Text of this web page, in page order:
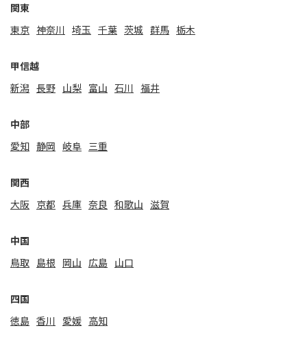
関東
東京 神奈川 埼玉 千葉 茨城 群馬 栃木
甲信越
新潟 ⻑野 山梨 富山 石川 福井
中部
愛知 静岡 岐阜 三重
関⻄
大阪
京都 兵庫 奈良 和歌山 滋賀
中国
鳥取
島根 岡山 広島 山口
四国
徳島 香川 愛媛 高知